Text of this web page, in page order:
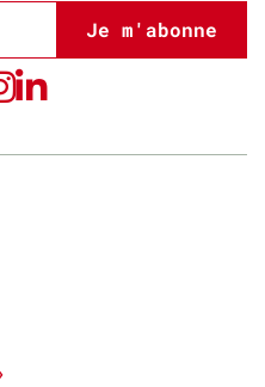
Je m'abonne